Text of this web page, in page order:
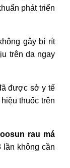
phát triển
gây bí rít
trên da ngay
được sở y tế
thuốc trên
rau má
lần không cần